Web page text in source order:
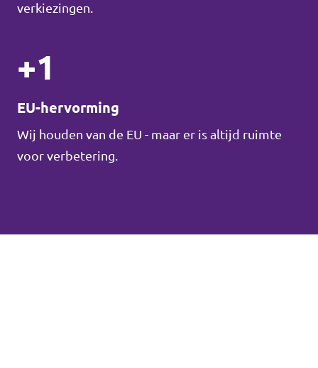
verkiezingen.
+1
EU-hervorming
Wij houden van de EU - maar er is altijd ruimte
voor verbetering.